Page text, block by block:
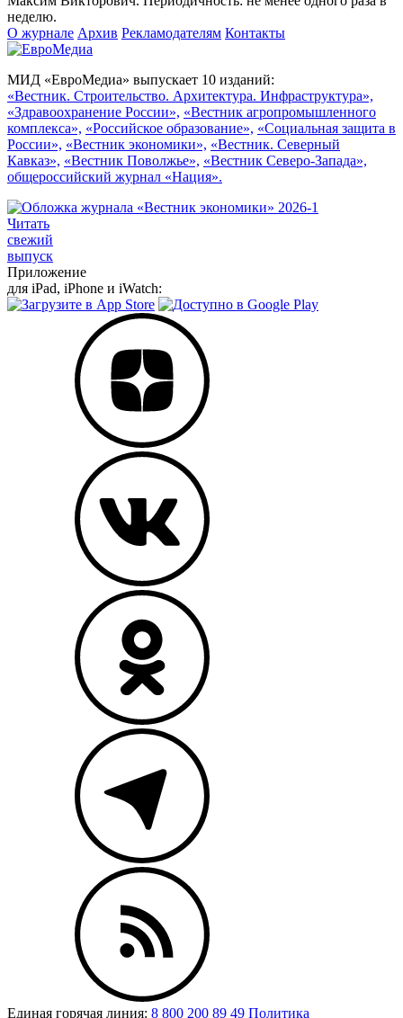
неделю.
О журнале Архив Рекламодателям Контакты
МИД «ЕвроМедиа» выпускает 10 изданий:
«Вестник. Строительство. Архитектура. Инфраструктура»,
«Здравоохранение России», «Вестник агропромышленного
комплекса», «Российское образование», «Социальная защита в
России», «Вестник экономики», «Вестник. Северный
Кавказ», «Вестник Поволжье», «Вестник Северо-Запада»,
общероссийский журнал «Нация».
Читать
свежий
выпуск
Приложение
для iPad, iPhone и iWatch:
Единая горячая линия: 8 800 200 89 49 Политика